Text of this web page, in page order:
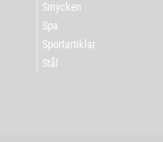
Smycken
Spa
Sportartiklar
Stål